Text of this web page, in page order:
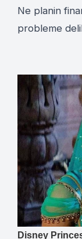
Ne planin
probleme